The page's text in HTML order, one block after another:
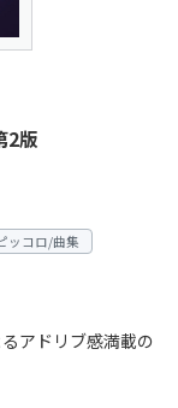
2版
ッコロ/曲集
アドリブ感満載の